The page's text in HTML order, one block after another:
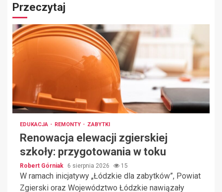
Przeczytaj
EDUKACJA REMONTY ZABYTKI
Renowacja elewacji zgierskiej
szkoły: przygotowania w toku
Robert Górniak 6 sierpnia 2026 15
W ramach inicjatywy „Łódzkie dla zabytków”, Powiat
Zgierski oraz Województwo Łódzkie nawiązały